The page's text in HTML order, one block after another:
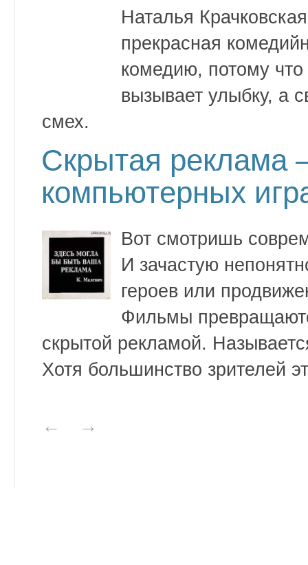
Наталья
прекрасная
комедию, потому
вызывает улыбку, а
смех.
Скрытая реклама
компьютерных
Вот смотришь
И зачастую
героев или
Фильмы
скрытой рекламой.
Хотя большинство зрителей
← →